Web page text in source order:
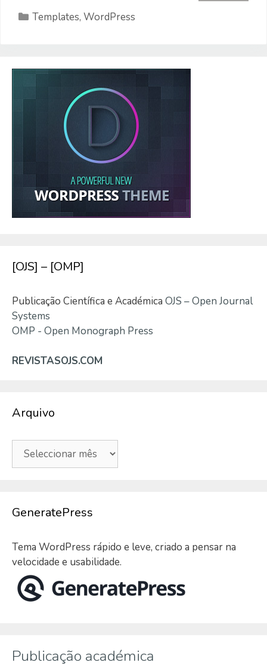
Categorias
Templates,WordPress
[OJS] – [OMP]
Publicação Científica e Académica OJS – Open Journal
Systems
OMP - Open Monograph Press
REVISTASOJS.COM
Arquivo
Arquivo
GeneratePress
Tema WordPress rápido e leve, criado a pensar na
velocidade e usabilidade.
Publicação académica